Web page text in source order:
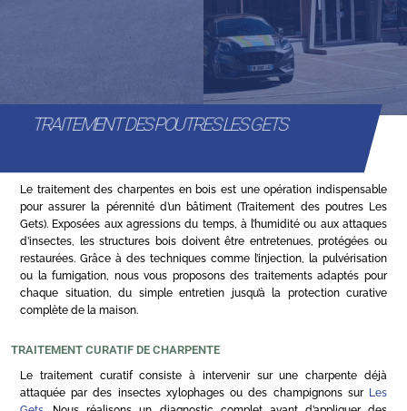
TRAITEMENT DES POUTRES LES GETS
Le traitement des charpentes en bois est une opération indispensable
pour assurer la pérennité d’un bâtiment (Traitement des poutres Les
Gets). Exposées aux agressions du temps, à l’humidité ou aux attaques
d’insectes, les structures bois doivent être entretenues, protégées ou
restaurées. Grâce à des techniques comme l’injection, la pulvérisation
ou la fumigation, nous vous proposons des traitements adaptés pour
chaque situation, du simple entretien jusqu’à la protection curative
complète de la maison.
TRAITEMENT CURATIF DE CHARPENTE
Le traitement curatif consiste à intervenir sur une charpente déjà
attaquée par des insectes xylophages ou des champignons sur Les